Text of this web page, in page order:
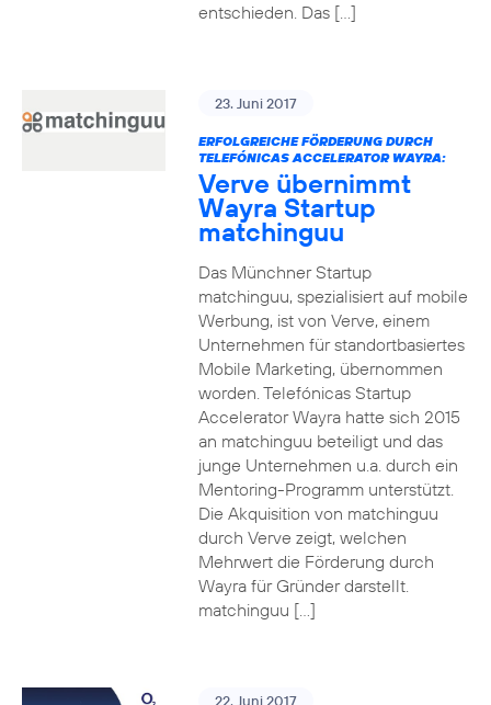
entschieden. Das […]
23. Juni 2017
ERFOLGREICHE FÖRDERUNG DURCH
TELEFÓNICAS ACCELERATOR WAYRA:
Verve übernimmt
Wayra Startup
matchinguu
Das Münchner Startup
matchinguu, spezialisiert auf mobile
Werbung, ist von Verve, einem
Unternehmen für standortbasiertes
Mobile Marketing, übernommen
worden. Telefónicas Startup
Accelerator Wayra hatte sich 2015
an matchinguu beteiligt und das
junge Unternehmen u.a. durch ein
Mentoring-Programm unterstützt.
Die Akquisition von matchinguu
durch Verve zeigt, welchen
Mehrwert die Förderung durch
Wayra für Gründer darstellt.
matchinguu […]
22. Juni 2017